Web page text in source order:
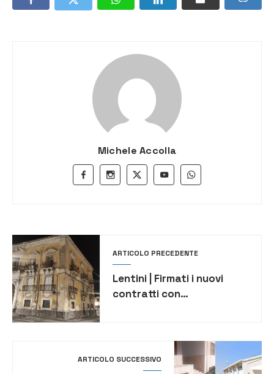
Michele Accolla
ARTICOLO PRECEDENTE
Lentini | Firmati i nuovi
contratti con
ARTICOLO SUCCESSIVO